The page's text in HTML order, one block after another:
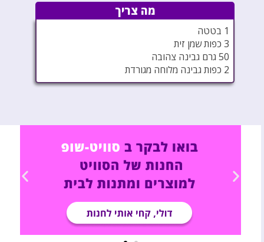
מה צריך
1 בטטה
3 כפות שמן זית
50 גרם גבינה צהובה
2 כפות גבינה מלוחה מגורדת